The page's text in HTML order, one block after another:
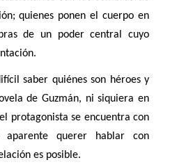
quienes ponen el cuerpo en
de un poder central cuyo
saber quiénes son héroes y
de Guzmán, ni siquiera en
protagonista se encuentra con
querer hablar con
es posible.